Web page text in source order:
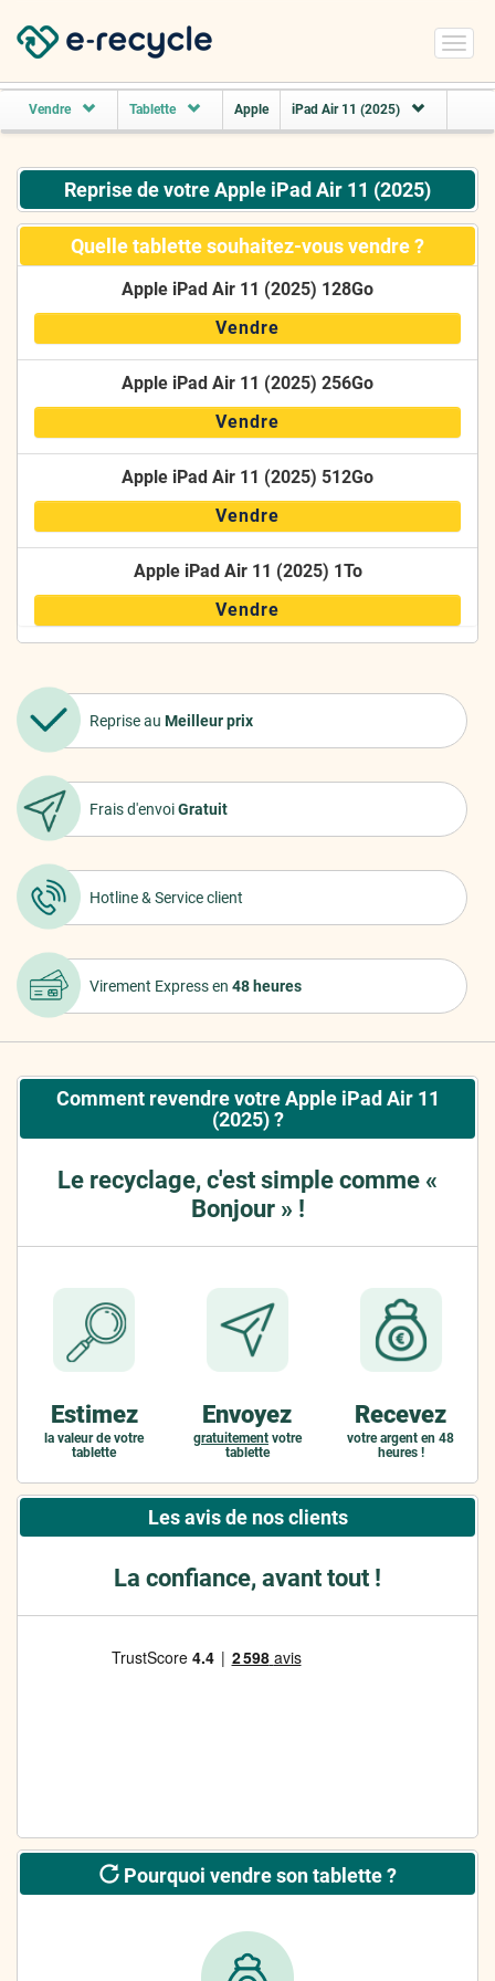
Vendre Tablette Apple iPad Air 11 (2025)
Reprise de votre Apple iPad Air 11 (2025)
Quelle tablette souhaitez-vous vendre ?
Apple iPad Air 11 (2025) 128Go
Vendre
Apple iPad Air 11 (2025) 256Go
Vendre
Apple iPad Air 11 (2025) 512Go
Vendre
Apple iPad Air 11 (2025) 1To
Vendre
Reprise au Meilleur prix
Frais d'envoiGratuit
Hotline & Service client
Virement Expressen 48 heures
Comment revendre votre Apple iPad Air 11
(2025) ?
Le recyclage, c'est simple comme «
Bonjour » !
Estimez
la valeur de votre
tablette
Envoyez
gratuitementvotre
tablette
Recevez
votre argent en 48
heures !
Les avis de nos clients
La confiance, avant tout !
Pourquoi vendre son tablette ?